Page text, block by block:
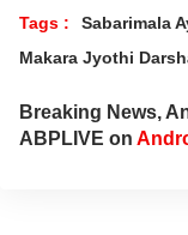
Tags : Sabarimala
Makara Jyothi
Breaking News,
ABPLIVE on